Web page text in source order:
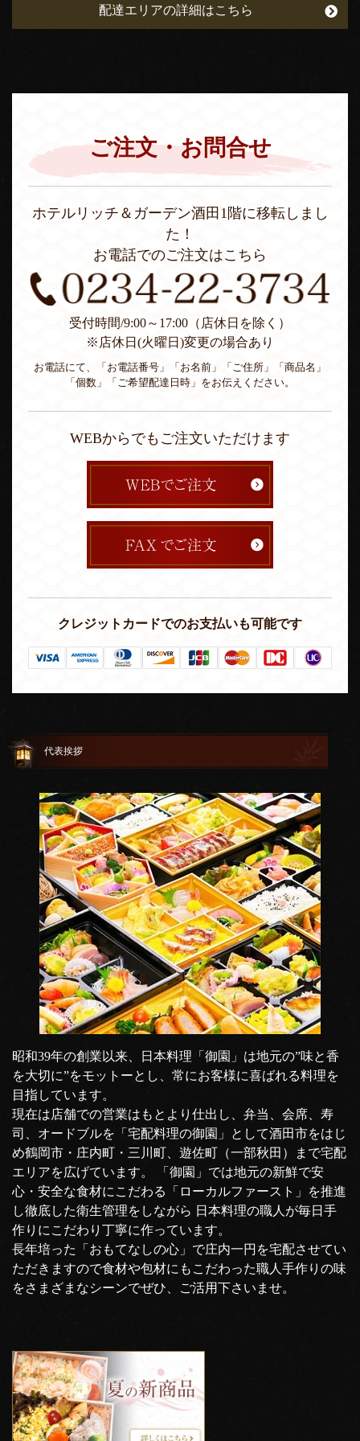
配達エリアの詳細はこちら
ご注文・お問合せ
ホテルリッチ＆ガーデン酒田1階に移転しまし
た！
お電話でのご注文はこちら
受付時間/9:00～17:00（店休日を除く）
※店休日(火曜日)変更の場合あり
お電話にて、「お電話番号」「お名前」「ご住所」「商品名」
「個数」「ご希望配達日時」をお伝えください。
WEBからでもご注文いただけます
クレジットカードでのお支払いも可能です
代表挨拶
昭和39年の創業以来、日本料理「御園」は地元の”味と香
を大切に”をモットーとし、常にお客様に喜ばれる料理を
目指しています。
現在は店舗での営業はもとより仕出し、弁当、会席、寿
司、オードブルを「宅配料理の御園」として酒田市をはじ
め鶴岡市・庄内町・三川町、遊佐町（一部秋田）まで宅配
エリアを広げています。 「御園」では地元の新鮮で安
心・安全な食材にこだわる「ローカルファースト」を推進
し徹底した衛生管理をしながら 日本料理の職人が毎日手
作りにこだわり丁寧に作っています。
長年培った「おもてなしの心」で庄内一円を宅配させてい
ただきますので食材や包材にもこだわった職人手作りの味
をさまざまなシーンでぜひ、ご活用下さいませ。